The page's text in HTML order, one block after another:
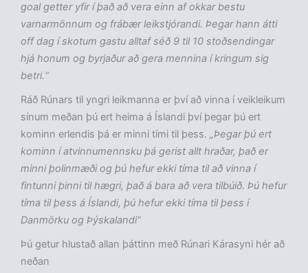
goal getter yfir í það að vera einn af okkar bestu
varnarmönnum og frábær leikstjórandi. Þegar hann átti
off dag í skotum gastu alltaf séð 9 til 10 stoðsendingar
hjá honum og byrjaður að gera mennina í kringum sig
betri.“
Ráð Rúnars til yngri leikmanna er því að vinna í veikleikum
sínum meðan þú ert heima á Íslandi því þegar þú ert
kominn erlendis þá er minni tími til þess. „Þegar þú ert
kominn í atvinnumennsku þá gerist allt hraðar, það er
minni þolinmæði og þú hefur ekki tíma til að vinna í
fintunni þinni til hægri, það á bara að vera tilbúið. Þú hefur
tíma til þess á Íslandi, þú hefur ekki tíma til þess í
Danmörku og Þýskalandi“
Þú getur hlustað allan þáttinn með Rúnari Kárasyni hér að
neðan